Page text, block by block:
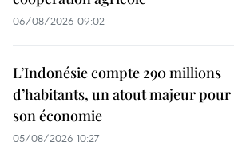
06/08/2026 09:02
L’Indonésie compte 290 millions
d’habitants, un atout majeur pour
son économie
05/08/2026 10:27